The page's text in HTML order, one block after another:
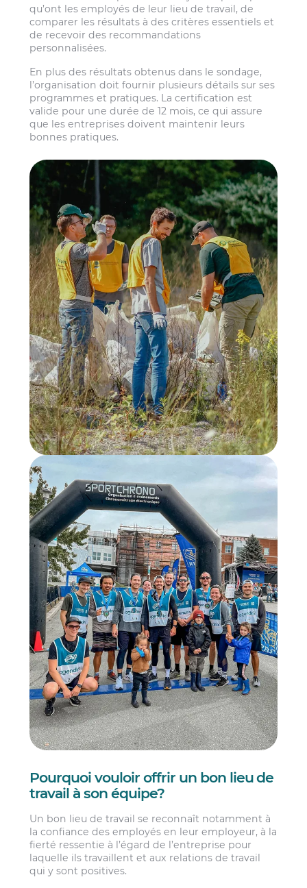
qu’ont les employés de leur lieu de travail, de
comparer les résultats à des critères essentiels et
de recevoir des recommandations
personnalisées.
En plus des résultats obtenus dans le sondage,
l’organisation doit fournir plusieurs détails sur ses
programmes et pratiques. La certification est
valide pour une durée de 12 mois, ce qui assure
que les entreprises doivent maintenir leurs
bonnes pratiques.
Pourquoi vouloir offrir un bon lieu de
travail à son équipe?
Un bon lieu de travail se reconnaît notamment à
la confiance des employés en leur employeur, à la
fierté ressentie à l’égard de l’entreprise pour
laquelle ils travaillent et aux relations de travail
qui y sont positives.